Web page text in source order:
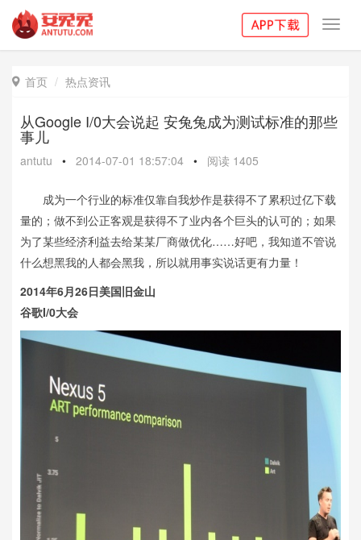
 首页 热点资讯
从Google I/0大会说起 安兔兔成为测试标准的那些
事儿
antutu • 2014-07-01 18:57:04 • 阅读 1405
成为一个行业的标准仅靠自我炒作是获得不了累积过亿下载
量的；做不到公正客观是获得不了业内各个巨头的认可的；如果
为了某些经济利益去给某某厂商做优化……好吧，我知道不管说
什么想黑我的人都会黑我，所以就用事实说话更有力量！
2014年6月26日美国旧金山
谷歌I/0大会